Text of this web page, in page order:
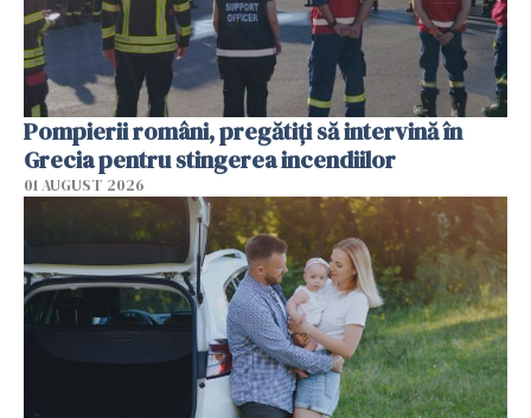
Pompierii români, pregătiţi să intervină în
Grecia pentru stingerea incendiilor
01 AUGUST 2026